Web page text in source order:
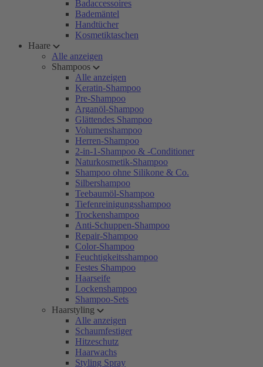
Badaccessoires
Bademäntel
Handtücher
Kosmetiktaschen
Haare
Alle anzeigen
Shampoos
Alle anzeigen
Keratin-Shampoo
Pre-Shampoo
Arganöl-Shampoo
Glättendes Shampoo
Volumenshampoo
Herren-Shampoo
2-in-1-Shampoo & -Conditioner
Naturkosmetik-Shampoo
Shampoo ohne Silikone & Co.
Silbershampoo
Teebaumöl-Shampoo
Tiefenreinigungsshampoo
Trockenshampoo
Anti-Schuppen-Shampoo
Repair-Shampoo
Color-Shampoo
Feuchtigkeitsshampoo
Festes Shampoo
Haarseife
Lockenshampoo
Shampoo-Sets
Haarstyling
Alle anzeigen
Schaumfestiger
Hitzeschutz
Haarwachs
Styling Spray